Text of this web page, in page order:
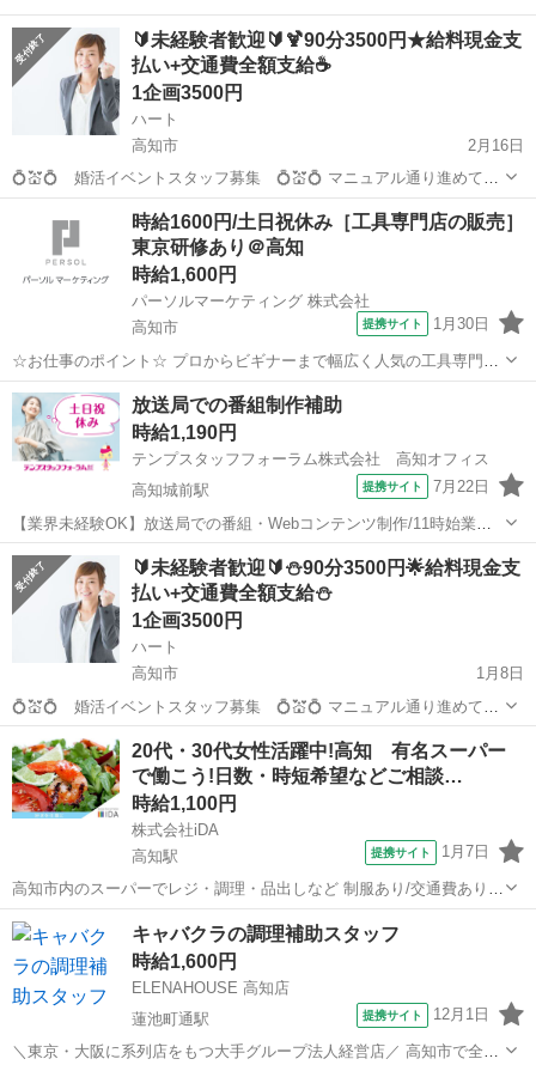
🔰未経験者歓迎🔰🍹90分3500円★給料現金支
払い+交通費全額支給☕
1企画3500円
ハート
高知市
2月16日
💍💒💍 婚活イベントスタッフ募集 💍💒💍 マニュアル通り進めて頂
くだけのお仕事です！ どなたでも出来るお仕事です！ 🍰☕🍰 現スタ
ッフの声 🍰☕🍰 「幸せのお手伝い出来て、やりがいあります...
高知市 その他 給料
時給1600円/土日祝休み［工具専門店の販売］
東京研修あり＠高知
時給1,600円
パーソルマーケティング 株式会社
高知市
提携サイト 1月30日
☆お仕事のポイント☆ プロからビギナーまで幅広く人気の工具専門
店！ ・月給25万以上 ・販売だけど土日祝休める ・朝はゆっくりスタ
ート ・電動工具の知識が身に付く ・20～50代まで幅広く活躍中 ・入
社後2週間は東京研修（出...
高知 高知市 その他
放送局での番組制作補助
時給1,190円
テンプスタッフフォーラム株式会社 高知オフィス
高知城前駅
提携サイト 7月22日
【業界未経験OK】放送局での番組・Webコンテンツ制作/11時始業・
土日祝休 ●朝ゆっくりできる11時～19時勤務！年休120日あり♪ ●20
～30代が多く在籍している部署！動きのあるお仕事をご希望の方へ！
●お...
高知 高知城前駅 その他
🔰未経験者歓迎🔰⛄90分3500円🌟給料現金支
払い+交通費全額支給⛄
1企画3500円
ハート
高知市
1月8日
💍💒💍 婚活イベントスタッフ募集 💍💒💍 マニュアル通り進めて頂
くだけのお仕事です！ どなたでも出来るお仕事です！ 🍰☕🍰 現スタ
ッフの声 🍰☕🍰 「幸せのお手伝い出来て、やりがいあります...
高知 高知市 その他 給料
20代・30代女性活躍中!高知 有名スーパー
で働こう!日数・時短希望などご相談…
時給1,100円
株式会社iDA
高知駅
提携サイト 1月7日
高知市内のスーパーでレジ・調理・品出しなど 制服あり/交通費あり/
学生さん大歓迎 【開始日】即日〜長期 【時給】1、100円〜 別途残
業代、交通費支給 【時間】9:00〜22:00の内、実働6〜7時間/週3〜5
日 ※日数・時...
高知 高知駅 その他
キャバクラの調理補助スタッフ
時給1,600円
ELENAHOUSE 高知店
蓮池町通駅
提携サイト 12月1日
＼東京・大阪に系列店をもつ大手グループ法人経営店／ 高知市で全国